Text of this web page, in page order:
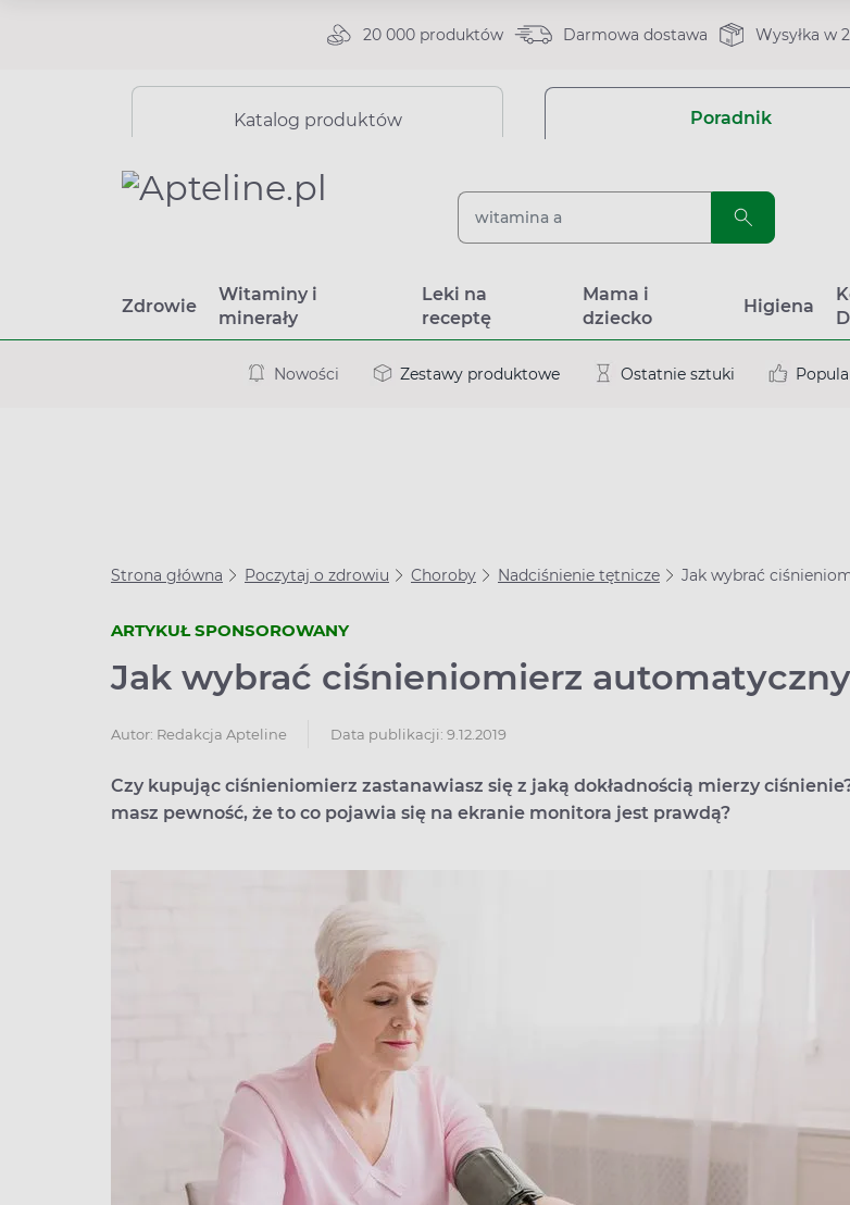
20 000 produktów Darmowa dostawa Wysyłka w
Katalog produktów Poradnik
Zdrowie
Witaminy i
minerały
Leki na
receptę
Mama i
dziecko
Higiena
Nowości Zestawy produktowe Ostatnie sztuki
Strona główna Poczytaj o zdrowiu Choroby Nadciśnienie tętnicze Jak wybrać
ARTYKUŁ SPONSOROWANY
Jak wybrać ciśnieniomierz
Autor: Redakcja Apteline Data publikacji: 9.12.2019
Czy kupując ciśnieniomierz zastanawiasz się z jaką dokładnością mierzy
masz pewność, że to co pojawia się na ekranie monitora jest prawdą?